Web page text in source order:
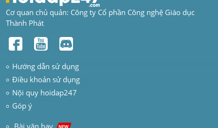
Cơ quan chủ quản: Công ty Cổ phần Công nghệ Giáo dục
Thành Phát
Hướng dẫn sử dụng
Điều khoản sử dụng
Nội quy hoidap247
Góp ý
Bài văn hay NEW